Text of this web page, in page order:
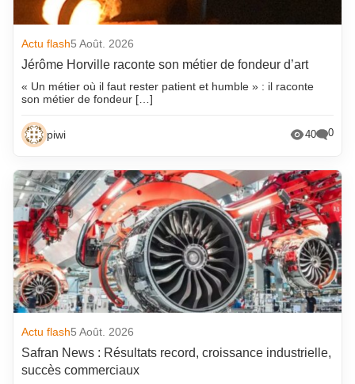
Actu flash5 Août. 2026
Jérôme Horville raconte son métier de fondeur d’art
« Un métier où il faut rester patient et humble » : il raconte
son métier de fondeur […]
piwi 40 0
Actu flash5 Août. 2026
Safran News : Résultats record, croissance industrielle,
succès commerciaux